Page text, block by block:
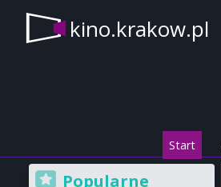
kino.krakow.pl
Start
Popularne